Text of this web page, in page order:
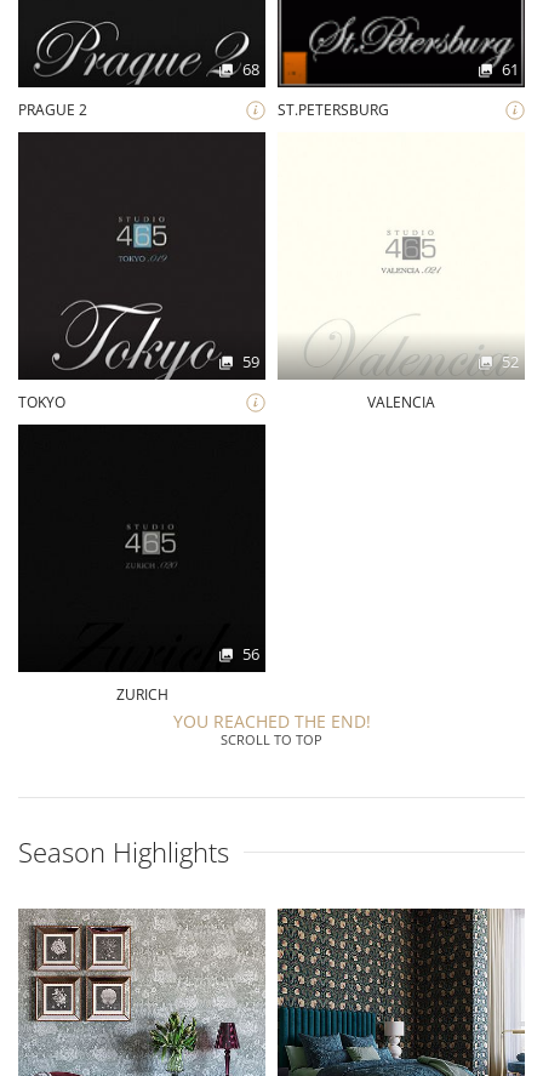
68
PRAGUE 2
61
ST.PETERSBURG
59
TOKYO
52
VALENCIA
56
ZURICH
YOU REACHED THE END!
SCROLL TO TOP
Season Highlights